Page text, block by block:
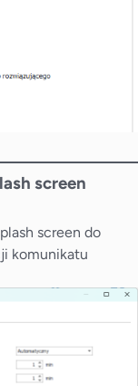
screen
screen do
komunikatu